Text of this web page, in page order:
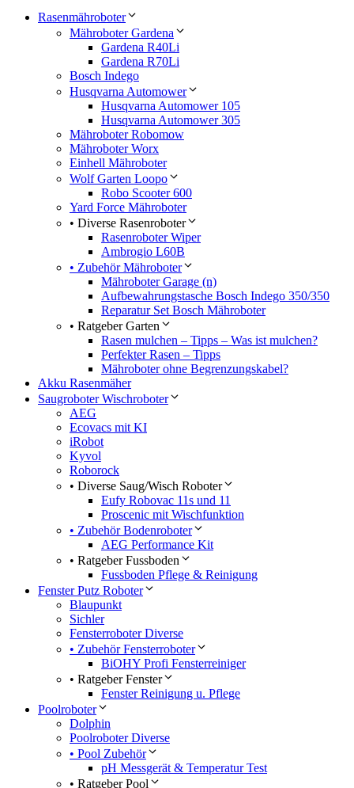
Rasenmähroboter
Mähroboter Gardena
Gardena R40Li
Gardena R70Li
Bosch Indego
Husqvarna Automower
Husqvarna Automower 105
Husqvarna Automower 305
Mähroboter Robomow
Mähroboter Worx
Einhell Mähroboter
Wolf Garten Loopo
Robo Scooter 600
Yard Force Mähroboter
• Diverse Rasenroboter
Rasenroboter Wiper
Ambrogio L60B
• Zubehör Mähroboter
Mähroboter Garage (n)
Aufbewahrungstasche Bosch Indego 350/350
Reparatur Set Bosch Mähroboter
• Ratgeber Garten
Rasen mulchen – Tipps – Was ist mulchen?
Perfekter Rasen – Tipps
Mähroboter ohne Begrenzungskabel?
Akku Rasenmäher
Saugroboter Wischroboter
AEG
Ecovacs mit KI
iRobot
Kyvol
Roborock
• Diverse Saug/Wisch Roboter
Eufy Robovac 11s und 11
Proscenic mit Wischfunktion
• Zubehör Bodenroboter
AEG Performance Kit
• Ratgeber Fussboden
Fussboden Pflege & Reinigung
Fenster Putz Roboter
Blaupunkt
Sichler
Fensterroboter Diverse
• Zubehör Fensterroboter
BiOHY Profi Fensterreiniger
• Ratgeber Fenster
Fenster Reinigung u. Pflege
Poolroboter
Dolphin
Poolroboter Diverse
• Pool Zubehör
pH Messgerät & Temperatur Test
• Ratgeber Pool